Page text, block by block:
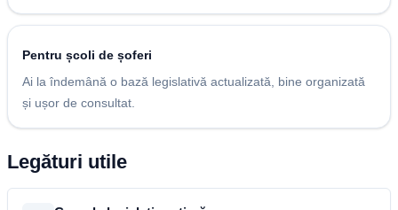
Pentru școli de șoferi
Ai la îndemână o bază legislativă actualizată, bine organizată
și ușor de consultat.
Legături utile